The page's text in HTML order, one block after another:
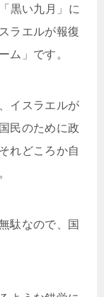
黒い九月」に
ラエルが報復
ム」です。
イスラエルが
民のために政
れどころか自
駄なので、国